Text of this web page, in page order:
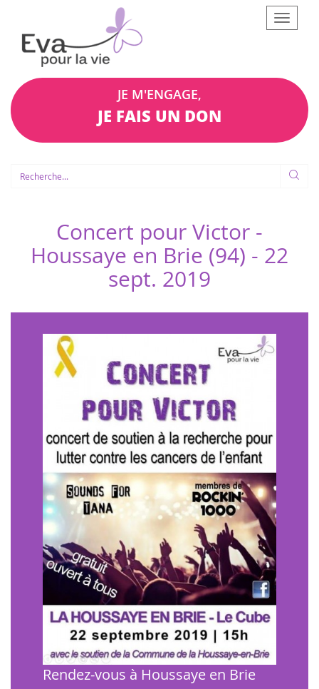
Afficher
le
JE M'ENGAGE,
JE FAIS UN DON
Concert pour Victor -
Houssaye en Brie (94) - 22
sept. 2019
Rendez-vous à Houssaye en Brie